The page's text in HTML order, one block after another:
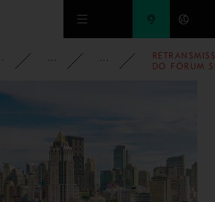
para o conteúdo principal
MÍDIA NOTICIAS 2021
DO FÓRUM